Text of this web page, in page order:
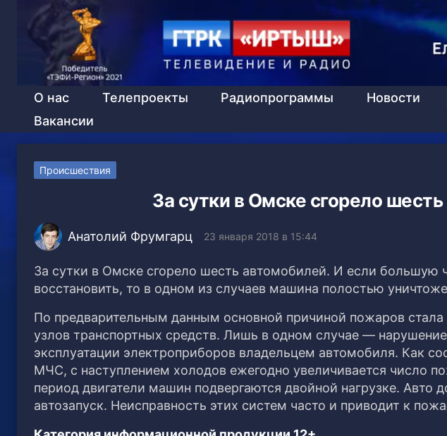
О нас Телепроекты Радиопрограммы Новости
Вакансии
Происшествия
За сутки в Омске сгорело
Анатолий Фрумгарц 23 января 2018 в 15:44
За сутки в Омске сгорело шесть автомобилей. И если большую
восстановить, то в одном из случаев машина полостью
По предварительным данным основной причиной пожаров
узлов транспортных средств. Лишь в одном случае —
эксплуатации электроприборов владельцем автомобиля. Как
МЧС, с наступлением холодов ежегодно увеличивается число
период двигатели машин подвергаются двойной нагрузке. Авто
автозапуск. Неисправность этих систем часто и приводит к